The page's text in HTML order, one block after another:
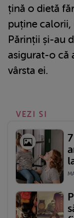
țină o dietă
puține calorii,
Părinții și-au
asigurat-o că
vârsta ei.
VEZI SI